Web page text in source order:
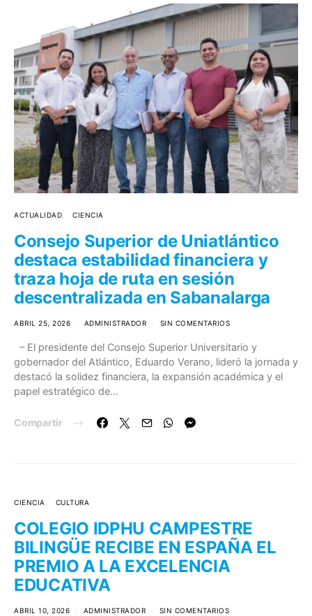
ACTUALIDAD CIENCIA
Consejo Superior de Uniatlántico
destaca estabilidad financiera y
traza hoja de ruta en sesión
descentralizada en Sabanalarga
ABRIL 25, 2026 ADMINISTRADOR SIN COMENTARIOS
– El presidente del Consejo Superior Universitario y
gobernador del Atlántico, Eduardo Verano, lideró la jornada y
destacó la solidez financiera, la expansión académica y el
papel estratégico de…
Compartir
CIENCIA CULTURA
COLEGIO IDPHU CAMPESTRE
BILINGÜE RECIBE EN ESPAÑA EL
PREMIO A LA EXCELENCIA
EDUCATIVA
ABRIL 10, 2026 ADMINISTRADOR SIN COMENTARIOS